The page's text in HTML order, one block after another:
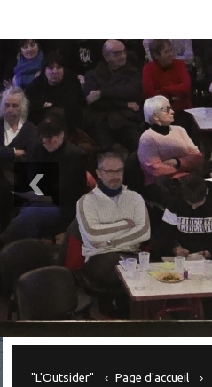
"L'Outsider" Page d'accueil